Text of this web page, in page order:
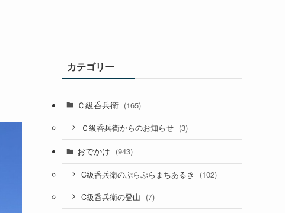
カテゴリー
Ｃ級呑兵衛 (165)
Ｃ級呑兵衛からのお知らせ (3)
おでかけ (943)
C級呑兵衛のぷらぷらまちあるき (102)
C級呑兵衛の登山 (7)